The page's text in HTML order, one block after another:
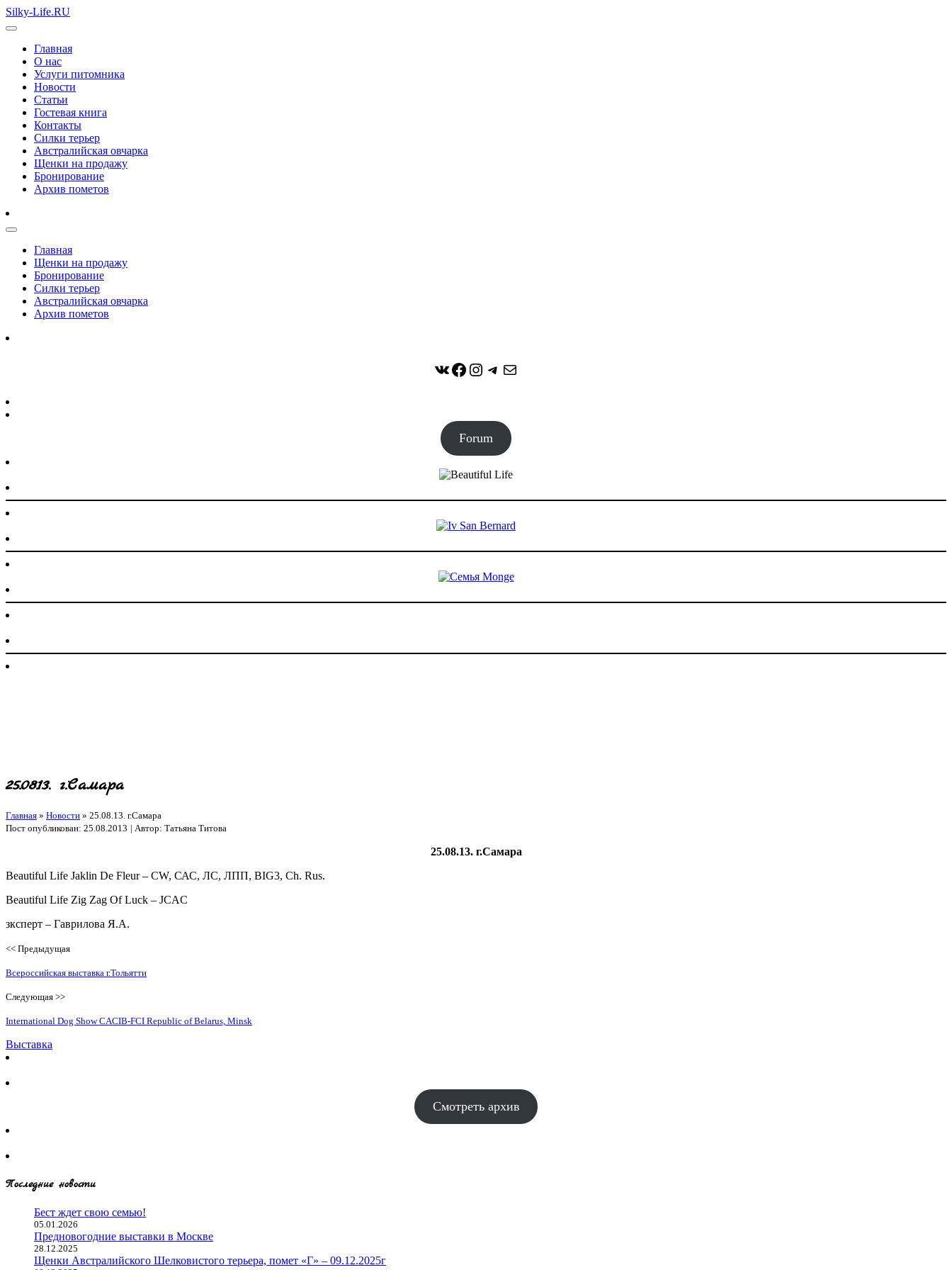
Silky-Life.RU
Главная
О нас
Услуги питомника
Новости
Статьи
Гостевая книга
Контакты
Силки терьер
Австралийская овчарка
Щенки на продажу
Бронирование
Архив пометов
Главная
Щенки на продажу
Бронирование
Силки терьер
Австралийская овчарка
Архив пометов
ВКонтакте
Facebook
Instagram
Telegram
Почта
Forum
25.08.13. г.Самара
Главная » Новости » 25.08.13. г.Самара
Пост опубликован: 25.08.2013 | Автор: Татьяна Титова
25.08.13. г.Самара
Beautiful Life Jaklin De Fleur – CW, САС, ЛС, ЛПП, BIG3, Сh. Rus.
Beautiful Life Zig Zag Of Luck – JCAC
зксперт – Гаврилова Я.А.
<< Предыдущая
Всероссийская выставка г.Тольятти
Следующая >>
International Dog Show CACIB-FCI Republic of Belarus, Minsk
Выставка
Смотреть архив
Последние новости
Бест ждет свою семью!
05.01.2026
Предновогодние выставки в Москве
28.12.2025
Щенки Австралийского Шелковистого терьера, помет «Г» – 09.12.2025г